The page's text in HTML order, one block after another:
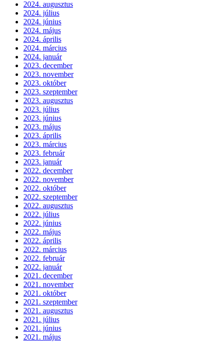
2024. augusztus
2024. július
2024. június
2024. május
2024. április
2024. március
2024. január
2023. december
2023. november
2023. október
2023. szeptember
2023. augusztus
2023. július
2023. június
2023. május
2023. április
2023. március
2023. február
2023. január
2022. december
2022. november
2022. október
2022. szeptember
2022. augusztus
2022. július
2022. június
2022. május
2022. április
2022. március
2022. február
2022. január
2021. december
2021. november
2021. október
2021. szeptember
2021. augusztus
2021. július
2021. június
2021. május